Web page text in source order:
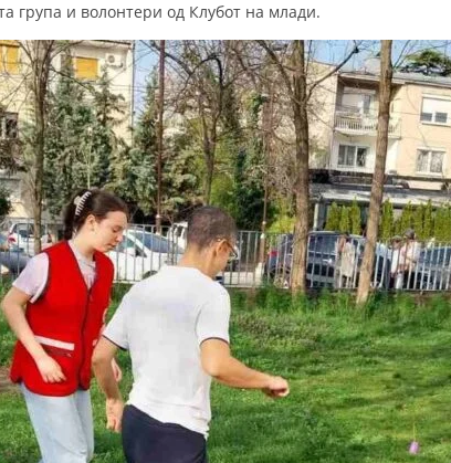
група и волонтери од Клубот на млади.